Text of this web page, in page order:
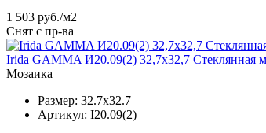
1 503 руб./м2
Снят с пр-ва
Irida GAMMA И20.09(2) 32,7x32,7 Стеклянная
Мозаика
Размер: 32.7x32.7
Артикул: I20.09(2)